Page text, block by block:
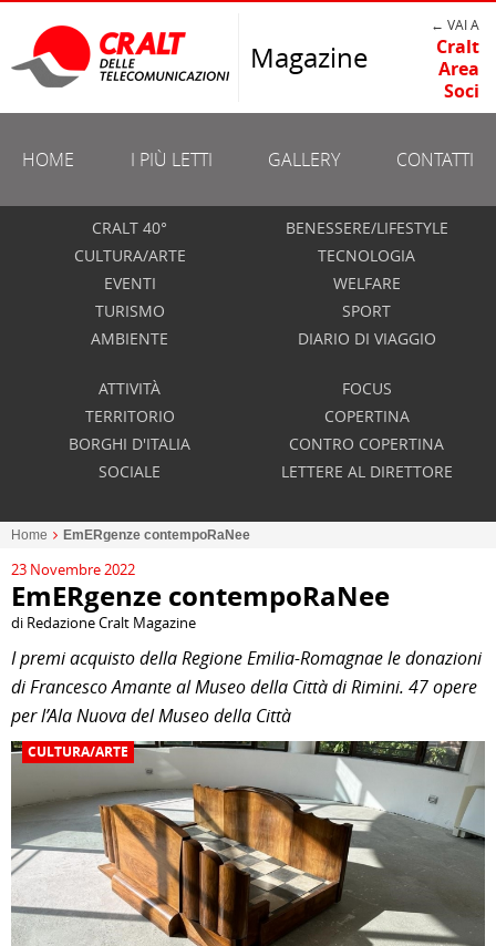
Magazine
← VAI A
Cralt
Area
Soci
HOME I PIÙ LETTI GALLERY CONTATTI
CRALT 40°
CULTURA/ARTE
EVENTI
TURISMO
AMBIENTE
BENESSERE/LIFESTYLE
TECNOLOGIA
WELFARE
SPORT
DIARIO DI VIAGGIO
ATTIVITÀ
TERRITORIO
BORGHI D'ITALIA
SOCIALE
FOCUS
COPERTINA
CONTRO COPERTINA
LETTERE AL DIRETTORE
Home EmERgenze contempoRaNee
23 Novembre 2022
EmERgenze contempoRaNee
di Redazione Cralt Magazine
I premi acquisto della Regione Emilia-Romagnae le donazioni
di Francesco Amante al Museo della Città di Rimini. 47 opere
per l’Ala Nuova del Museo della Città
CULTURA/ARTE